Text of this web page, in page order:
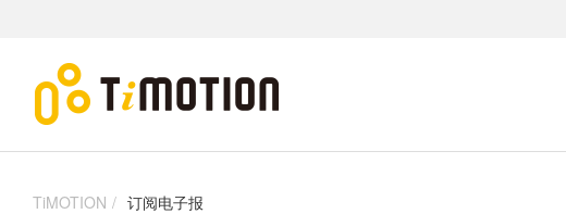
TiMOTION 订阅电子报